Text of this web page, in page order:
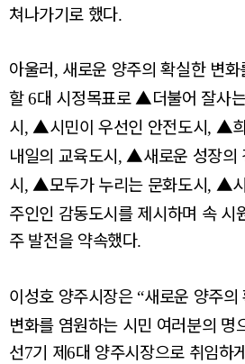
쳐나가기로 했다.
아울러, 새로운 양주의 확실한 변화
할6대 시정목표로▲더불어 잘사
시, ▲시민이 우선인 안전도시, ▲
내일의 교육도시, ▲새로운 성장의
시, ▲모두가 누리는 문화도시, ▲
주인인 감동도시를 제시하며 속 시
주 발전을 약속했다.
이성호 양주시장은 “새로운 양주의
변화를 염원하는 시민 여러분의 명
선7기 제6대 양주시장으로 취임하